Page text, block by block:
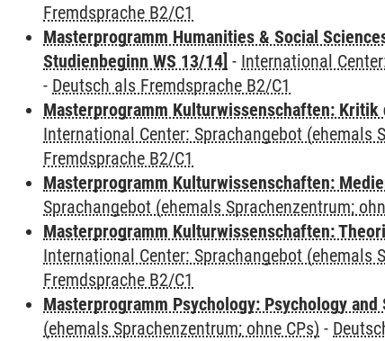
Fremdsprache B2/C1
Masterprogramm Humanities & Social
Studienbeginn WS 13/14] - International
- Deutsch als Fremdsprache B2/C1
Masterprogramm Kulturwissenschaften:
International Center: Sprachangebot (ehemals
Fremdsprache B2/C1
Masterprogramm Kulturwissenschaften:
Sprachangebot (ehemals Sprachenzentrum;
Masterprogramm Kulturwissenschaften:
International Center: Sprachangebot (ehemals
Fremdsprache B2/C1
Masterprogramm Psychology: Psychology
(ehemals Sprachenzentrum; ohne CPs) -